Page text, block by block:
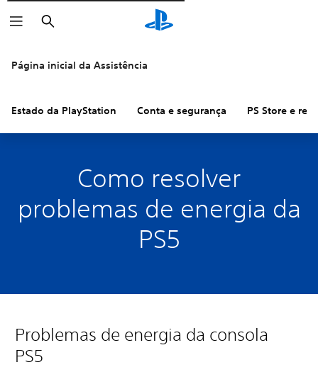
Pesquisar
Página inicial da Assistência
Estado da PlayStation Conta e segurança PS Store e
Como resolver
problemas de energia da
PS5
Problemas de energia da consola
PS5